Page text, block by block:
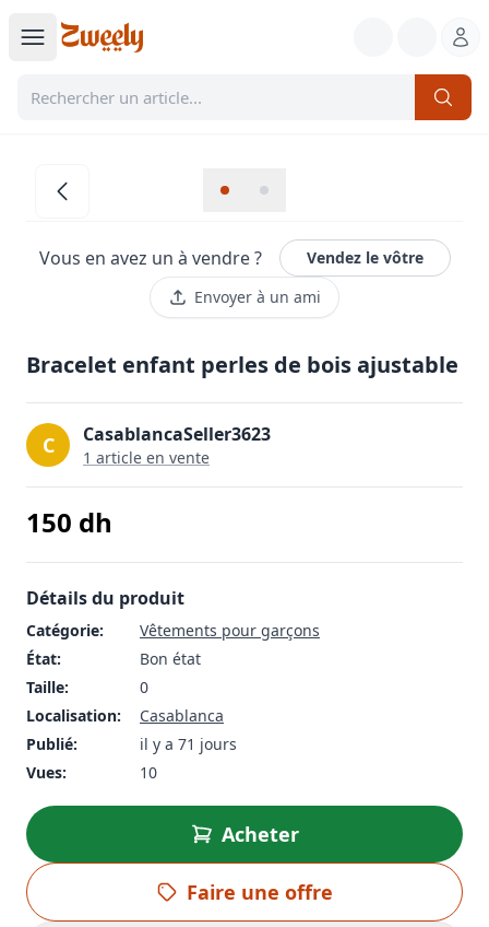
Vous en avez un à vendre ?
Vendez le vôtre
Envoyer à un ami
Bracelet enfant perles de bois ajustable
C CasablancaSeller3623
1 article en vente
150 dh
Détails du produit
Catégorie:
Vêtements pour garçons
État:
Bon état
Taille:
0
Localisation:
Casablanca
Publié:
il y a 71 jours
Vues:
10
Acheter
Faire une offre